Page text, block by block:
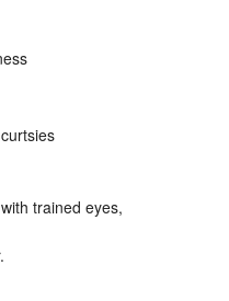
trained eyes,